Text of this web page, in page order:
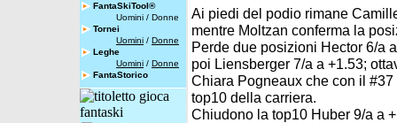
FantaSkiTool®
Uomini / Donne
Tornei
Uomini / Donne
Leghe
Uomini / Donne
FantaStorico
Ai piedi del podio rimane
mentre Moltzan conferma la
Perde due posizioni Hector 6/a
poi Liensberger 7/a a +1.53;
Chiara Pogneaux che con il
top10 della carriera.
Chiudono la top10 Huber 9/a a